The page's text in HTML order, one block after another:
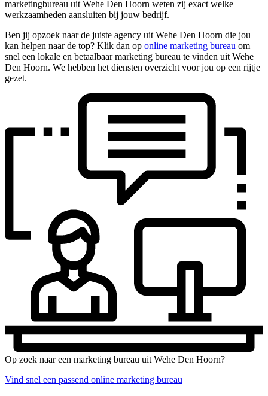
marketingbureau uit Wehe Den Hoorn weten zij exact welke
werkzaamheden aansluiten bij jouw bedrijf.
Ben jij opzoek naar de juiste agency uit Wehe Den Hoorn die jou
kan helpen naar de top? Klik dan op online marketing bureau om
snel een lokale en betaalbaar marketing bureau te vinden uit Wehe
Den Hoorn. We hebben het diensten overzicht voor jou op een rijtje
gezet.
Op zoek naar een marketing bureau uit Wehe Den Hoorn?
Vind snel een passend online marketing bureau